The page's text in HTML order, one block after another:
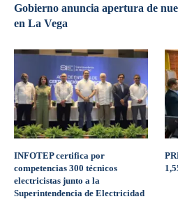
Gobierno anuncia apertura de
en La Vega
INFOTEP certifica por
competencias 300 técnicos
electricistas junto a la
Superintendencia de Electricidad